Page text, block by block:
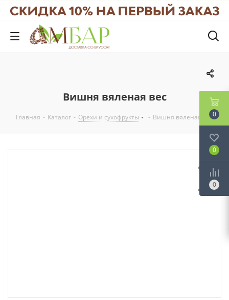
Вишня вяленая вес
Главная - Каталог - Орехи и сухофрукты - Вишня вяленая вес0
0
0